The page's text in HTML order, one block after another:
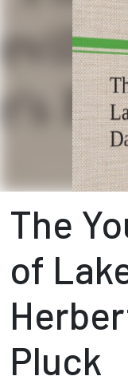
The
of
Pluck